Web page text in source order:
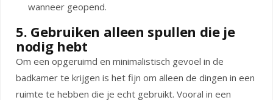
wanneer geopend.
5. Gebruiken alleen spullen die je
nodig hebt
Om een opgeruimd en minimalistisch gevoel in de
badkamer te krijgen is het fijn om alleen de dingen in een
ruimte te hebben die je echt gebruikt. Vooral in een